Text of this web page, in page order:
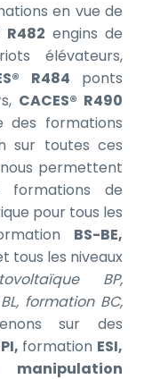
en vue de
R482 engins de
élévateurs,
R484 ponts
CACES® R490
des formations
sur toutes ces
permettent
formations de
pour tous les
BS-BE,
tous les niveaux
BP,
formation BC,
sur des
formation ESI,
manipulation